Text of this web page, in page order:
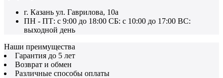
г. Казань ул. Гаврилова, 10а
ПН - ПТ: с 9:00 до 18:00 СБ: с 10:00 до 17:00 ВС:
выходной день
Наши преимущества
Гарантия до 5 лет
Возврат и обмен
Различные способы оплаты